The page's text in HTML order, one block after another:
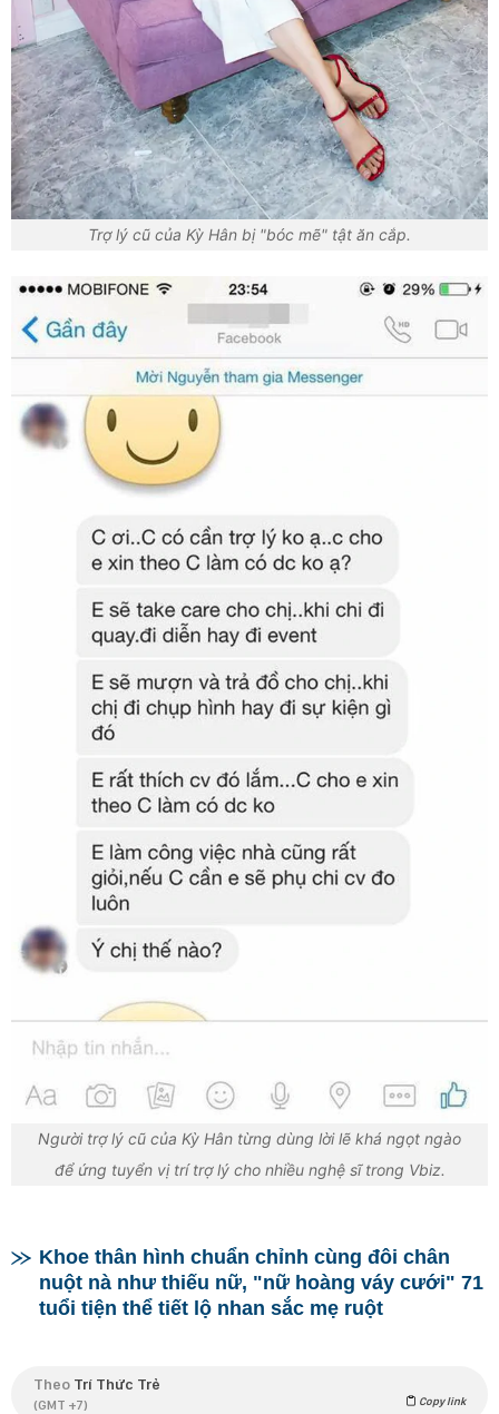
Trợ lý cũ của Kỳ Hân bị "bóc mẽ" tật ăn cắp.
Người trợ lý cũ của Kỳ Hân từng dùng lời lẽ khá ngọt ngào
để ứng tuyển vị trí trợ lý cho nhiều nghệ sĩ trong Vbiz.
Khoe thân hình chuẩn chỉnh cùng đôi chân
nuột nà như thiếu nữ, "nữ hoàng váy cưới" 71
tuổi tiện thể tiết lộ nhan sắc mẹ ruột
Theo Trí Thức Trẻ
(GMT +7) Copy link